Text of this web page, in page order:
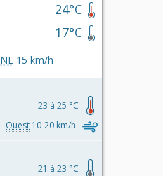
24°C
17°C
NE 15 km/h
23 à 25 °C
Ouest 10-20 km/h
21 à 23 °C